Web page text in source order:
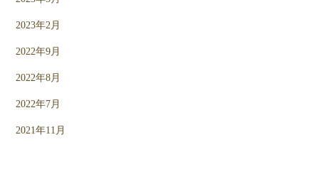
2023年2月
2022年9月
2022年8月
2022年7月
2021年11月